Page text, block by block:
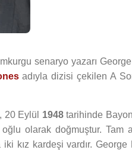
senaryo yazarı
adıyla dizisi çekilen A
, 20 Eylül 1948tarihinde
olarak doğmuştur. Tam
iki kız kardeşi vardır.